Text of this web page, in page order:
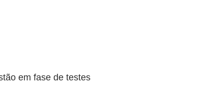
em fase de testes